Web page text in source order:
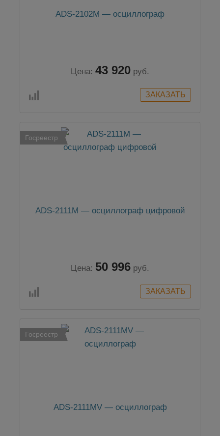
ADS-2102M — осциллограф
Цена: 43 920 руб.
Госреестр
ADS-2111M — осциллограф цифровой
Цена: 50 996 руб.
Госреестр
ADS-2111MV — осциллограф